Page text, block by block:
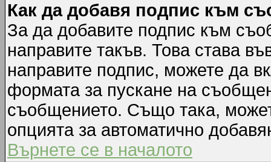
Как да добавя подпис към
За да добавите подпис към
направите такъв. Това става
направите подпис, можете да
формата за пускане на
съобщението. Също така,
опцията за автоматично
Върнете се в началото